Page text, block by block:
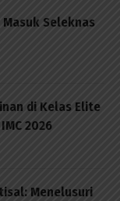
Seleknas
di Kelas Elite
2026
Menelusuri